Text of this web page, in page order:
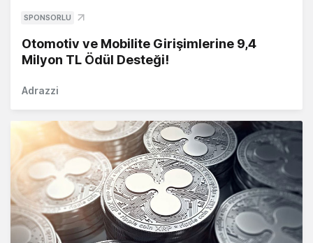
SPONSORLU
Otomotiv ve Mobilite Girişimlerine 9,4
Milyon TL Ödül Desteği!
Adrazzi